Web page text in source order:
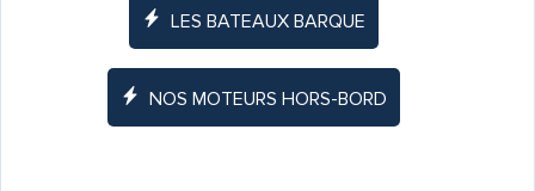
LES BATEAUX BARQUE
NOS MOTEURS HORS-BORD